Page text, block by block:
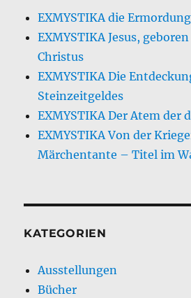
EXMYSTIKA die
EXMYSTIKA Jesus,
Christus
EXMYSTIKA Die
Steinzeitgeldes
EXMYSTIKA Der Atem der
EXMYSTIKA Von der
Märchentante – Titel im
KATEGORIEN
Ausstellungen
Bücher